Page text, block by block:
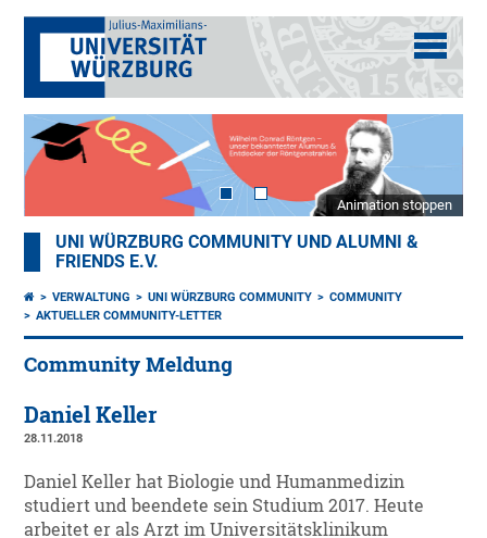
Animation stoppen
UNI WÜRZBURG COMMUNITY UND ALUMNI &
FRIENDS E.V.
VERWALTUNG UNI WÜRZBURG COMMUNITY
COMMUNITY
AKTUELLER COMMUNITY-LETTER
Community Meldung
Daniel Keller
28.11.2018
Daniel Keller hat Biologie und Humanmedizin
studiert und beendete sein Studium 2017. Heute
arbeitet er als Arzt im Universitätsklinikum